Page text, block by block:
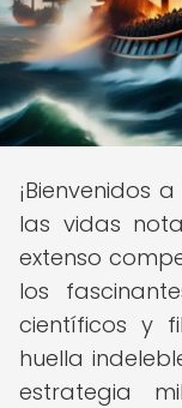
¡Bienvenidos a
las vidas
extenso
los
científicos y
huella
estrategia